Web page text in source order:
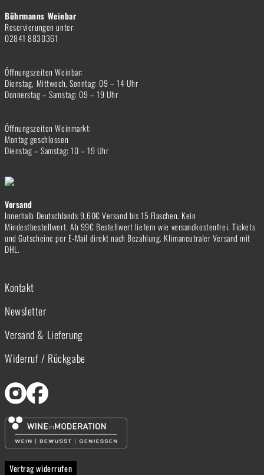
Bührmanns Weinbar
Reservierungen unter:
02841 8830361
Öffnungszeiten Weinbar:
Dienstag, Mittwoch, Sonntag: 09 – 14 Uhr
Donnerstag – Samstag: 09 – 19 Uhr
Öffnungszeiten Weinmarkt:
Montag geschlossen
Dienstag – Samstag: 10 – 19 Uhr
Versand
Innerhalb Deutschlands 9,60€ Versand bis 15 Flaschen. Kein
Mindestbestellwert. Ab 99€ Bestellwert liefern wie versandkostenfrei. Tickets
und Gutscheine per E-Mail direkt nach Bezahlung. Klimaneutraler Versand mit
DHL.
Kontakt
Newsletter
Versand & Lieferung
Widerruf / Rückgabe
Vertrag widerrufen